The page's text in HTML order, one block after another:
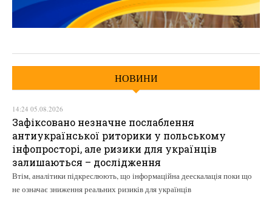
НОВИНИ
14:24 05.08.2026
Зафіксовано незначне послаблення
антиукраїнської риторики у польському
інфопросторі, але ризики для українців
залишаються – дослідження
Втім, аналітики підкреслюють, що інформаційна деескалація поки що
не означає зниження реальних ризиків для українців